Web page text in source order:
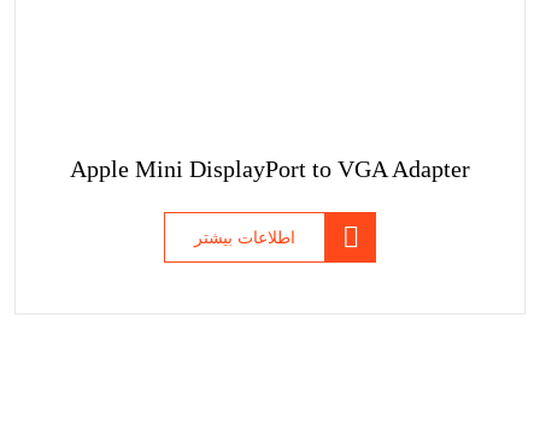
Apple Mini DisplayPort to VGA Adapter
اطلاعات بیشتر